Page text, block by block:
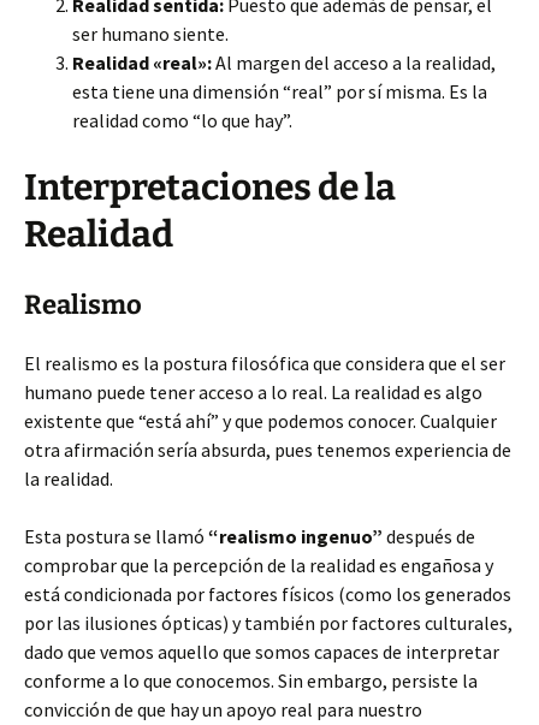
Realidad sentida: Puesto que además de pensar, el
ser humano siente.
Realidad «real»:Al margen del acceso a la realidad,
esta tiene una dimensión “real” por sí misma. Es la
realidad como “lo que hay”.
Interpretaciones de la
Realidad
Realismo
El realismo es la postura filosófica que considera que el ser
humano puede tener acceso a lo real. La realidad es algo
existente que “está ahí” y que podemos conocer. Cualquier
otra afirmación sería absurda, pues tenemos experiencia de
la realidad.
Esta postura se llamó “realismo ingenuo” después de
comprobar que la percepción de la realidad es engañosa y
está condicionada por factores físicos (como los generados
por las ilusiones ópticas) y también por factores culturales,
dado que vemos aquello que somos capaces de interpretar
conforme a lo que conocemos. Sin embargo, persiste la
convicción de que hay un apoyo real para nuestro